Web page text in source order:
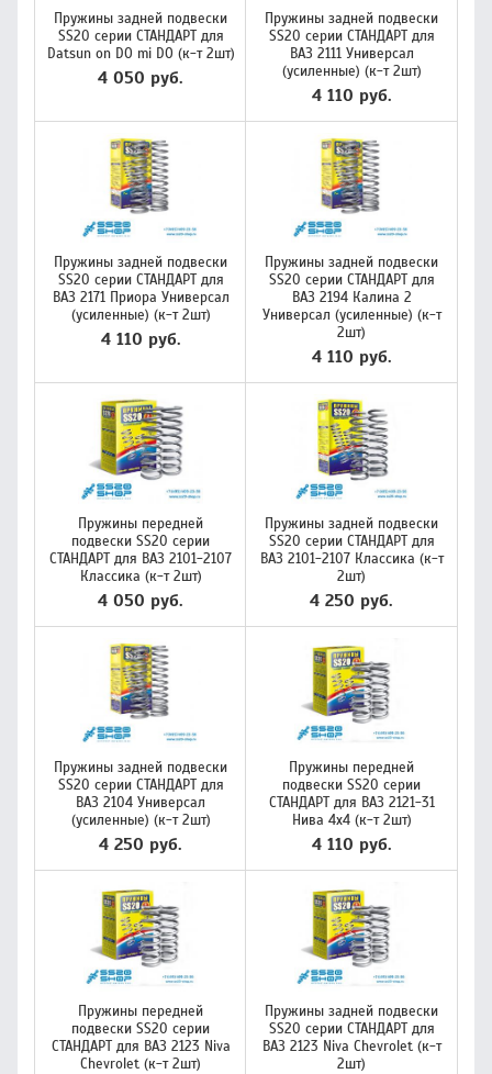
Пружины задней подвески
SS20 серии СТАНДАРТ для
Datsun on DO mi DO (к-т 2шт)
4 050 руб.
Пружины задней подвески
SS20 серии СТАНДАРТ для
ВАЗ 2111 Универсал
(усиленные) (к-т 2шт)
4 110 руб.
Пружины задней подвески
SS20 серии СТАНДАРТ для
ВАЗ 2171 Приора Универсал
(усиленные) (к-т 2шт)
4 110 руб.
Пружины задней подвески
SS20 серии СТАНДАРТ для
ВАЗ 2194 Калина 2
Универсал (усиленные) (к-т
2шт)
4 110 руб.
Пружины передней
подвески SS20 серии
СТАНДАРТ для ВАЗ 2101-2107
Классика (к-т 2шт)
4 050 руб.
Пружины задней подвески
SS20 серии СТАНДАРТ для
ВАЗ 2101-2107 Классика (к-т
2шт)
4 250 руб.
Пружины задней подвески
SS20 серии СТАНДАРТ для
ВАЗ 2104 Универсал
(усиленные) (к-т 2шт)
4 250 руб.
Пружины передней
подвески SS20 серии
СТАНДАРТ для ВАЗ 2121-31
Нива 4х4 (к-т 2шт)
4 110 руб.
Пружины передней
подвески SS20 серии
СТАНДАРТ для ВАЗ 2123 Niva
Chevrolet (к-т 2шт)
Пружины задней подвески
SS20 серии СТАНДАРТ для
ВАЗ 2123 Niva Chevrolet (к-т
2шт)